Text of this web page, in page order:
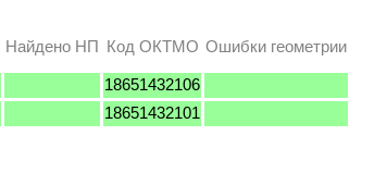
Найдено НП Код ОКТМО Ошибки геометрии
18651432106
18651432101